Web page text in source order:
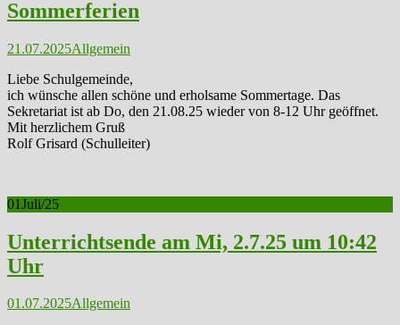
Sommerferien
21.07.2025Allgemein
Liebe Schulgemeinde,
ich wünsche allen schöne und erholsame Sommertage. Das
Sekretariat ist ab Do, den 21.08.25 wieder von 8-12 Uhr geöffnet.
Mit herzlichem Gruß
Rolf Grisard (Schulleiter)
01Juli/25
Unterrichtsende am Mi, 2.7.25 um 10:42
Uhr
01.07.2025Allgemein